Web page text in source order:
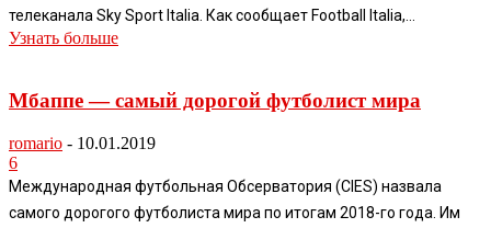
телеканала Sky Sport Italia. Как сообщает Football Italia,...
Узнать больше
Мбаппе — самый дорогой футболист мира
romario - 10.01.2019
6
Международная футбольная Обсерватория (CIES) назвала
самого дорогого футболиста мира по итогам 2018-го года. Им